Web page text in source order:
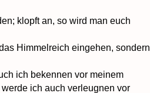
klopft an, so wird man euch
Himmelreich eingehen, sondern
ich bekennen vor meinem
ich auch verleugnen vor